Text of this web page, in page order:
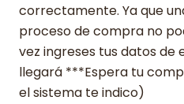
correctamente. Ya que
proceso de compra no
vez ingreses tus datos de
llegará ***Espera tu
el sistema te indico)